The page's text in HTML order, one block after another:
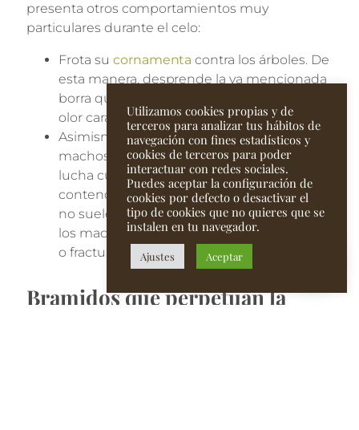
presenta otros comportamientos muy
particulares durante el celo:
Frota su cornamentacontra los árboles. De
esta manera, desprende la ya mencionada
borra que las recubre y que desprende un
olor característico.
Asimismo, se traba en pelea con otros
machos chocando suscornamentas
lucha culmina con el retiro del
contendiente derrotado. Estos combates
no suelen terminar con lesiones graves en
los machos, pero sí pueden causar heridas
o fracturas a ambos rivales.
Bramidos que perpetúan la
Utilizamos cookies propias y de
terceros para analizar tus hábitos de
navegación con fines estadísticos y
cookies de terceros para poder
interactuar con redes sociales.
Puedes aceptar la configuración de
cookies por defecto o desactivar el
tipo de cookies que no quieres que se
instalen en tu navegador.
Ajustes Aceptar